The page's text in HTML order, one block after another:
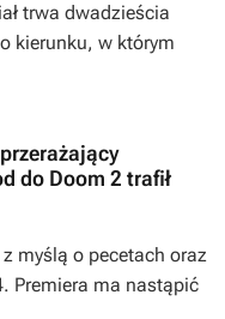
trwa dwadzieścia
kierunku, w którym
do Doom 2 trafił
myślą o pecetach oraz
Premiera ma nastąpić